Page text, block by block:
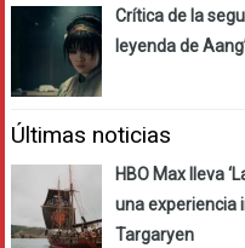
Crítica de la
leyenda de
Últimas noticias
HBO Max lleva
una experiencia
Targaryen